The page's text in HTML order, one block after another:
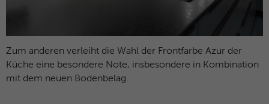
Zum anderen verleiht die Wahl der Frontfarbe Azur der
Küche eine besondere Note, insbesondere in Kombination
mit dem neuen Bodenbelag.